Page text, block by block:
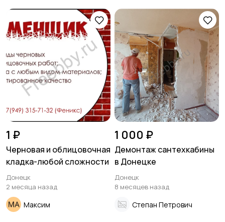
1 ₽
Черновая и облицовочная
кладка-любой сложности
Донецк
2 месяца назад
Максим
1 000 ₽
Демонтаж сантехкабины
в Донецке
Донецк
8 месяцев назад
Степан Петрович